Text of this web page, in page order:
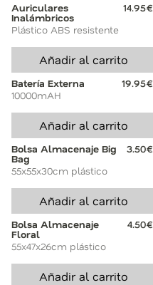
Auriculares
Inalámbricos
14.95€
Plástico ABS resistente
Añadir al carrito
Batería Externa
19.95€
10000mAH
Añadir al carrito
Bolsa Almacenaje Big
Bag
3.50€
55x55x30cm plástico
Añadir al carrito
Bolsa Almacenaje
Floral
4.50€
55x47x26cm plástico
Añadir al carrito